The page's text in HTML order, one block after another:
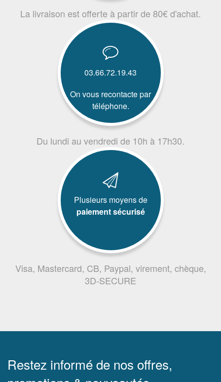
La livraison est offerte à partir de 80€ d'achat.
03.66.72.19.43
On vous recontacte par
téléphone.
Du lundi au vendredi de 10h à 17h30.
Plusieurs moyens de
paiement sécurisé
Visa, Mastercard, CB, Paypal, virement, chèque,
3D-SECURE
Restez informé de nos offres,